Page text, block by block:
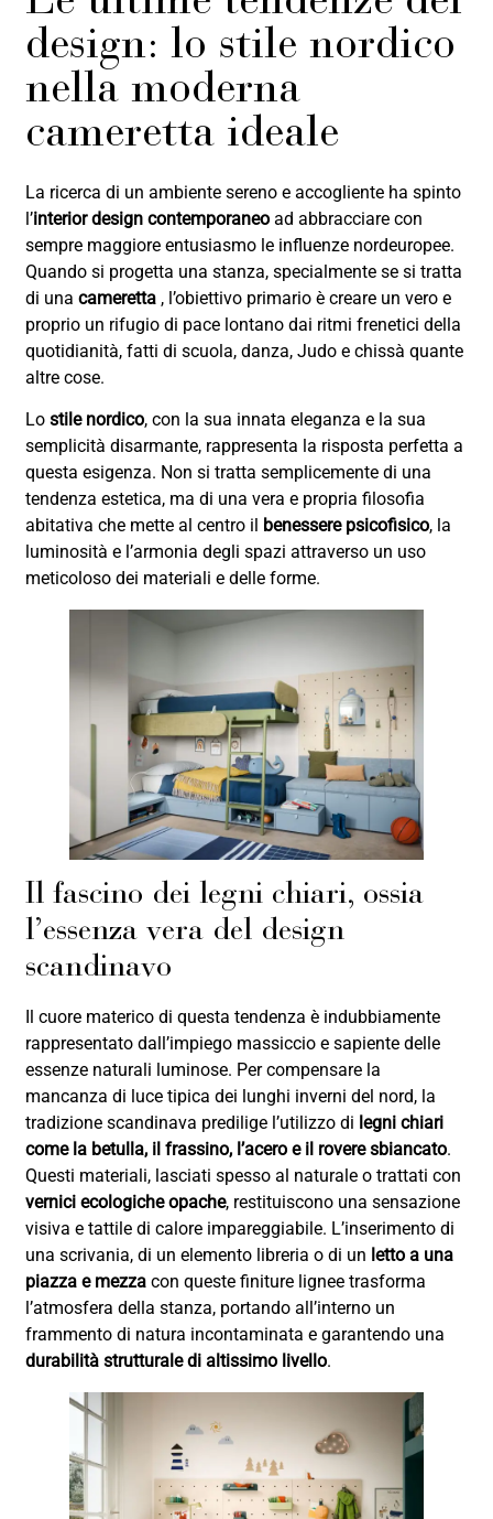
design: lo stile nordico
nella moderna
cameretta ideale
La ricerca di un ambiente sereno e accogliente ha spinto
l’interior design contemporaneo ad abbracciare con
sempre maggiore entusiasmo le influenze nordeuropee.
Quando si progetta una stanza, specialmente se si tratta
di unacameretta , l’obiettivo primario è creare un vero e
proprio un rifugio di pace lontano dai ritmi frenetici della
quotidianità, fatti di scuola, danza, Judo e chissà quante
altre cose.
Lostile nordico, con la sua innata eleganza e la sua
semplicità disarmante, rappresenta la risposta perfetta a
questa esigenza. Non si tratta semplicemente di una
tendenza estetica, ma di una vera e propria filosofia
abitativa che mette al centro il
benessere psicofisico, la
luminosità e l’armonia degli spazi attraverso un uso
meticoloso dei materiali e delle forme.
Il fascino dei legni chiari, ossia
l’essenza vera del design
scandinavo
Il cuore materico di questa tendenza è indubbiamente
rappresentato dall’impiego massiccio e sapiente delle
essenze naturali luminose. Per compensare la
mancanza di luce tipica dei lunghi inverni del nord, la
tradizione scandinava predilige l’utilizzo di legni chiari
come la betulla, il frassino, l’acero e il rovere sbiancato.
Questi materiali, lasciati spesso al naturale o trattati con
vernici ecologiche opache, restituiscono una sensazione
visiva e tattile di calore impareggiabile. L’inserimento di
una scrivania, di un elemento libreria o di un letto a una
piazza e mezza con queste finiture lignee trasforma
l’atmosfera della stanza, portando all’interno un
frammento di natura incontaminata e garantendo una
durabilità strutturale di altissimo livello.